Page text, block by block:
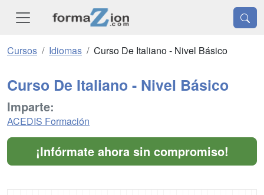
Cursos Idiomas Curso De Italiano - Nivel Básico
Curso De Italiano - Nivel Básico
Imparte:
ACEDIS Formación
¡Infórmate ahora sin compromiso!